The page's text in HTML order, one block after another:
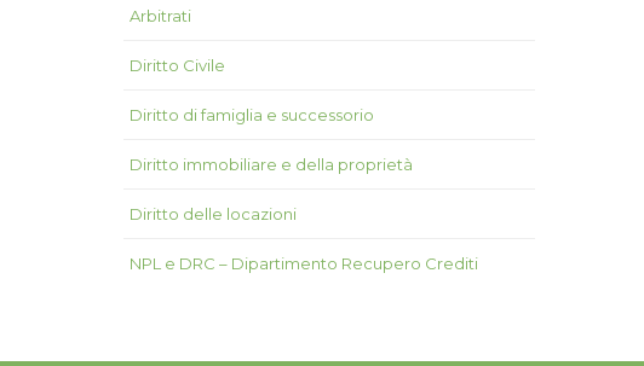
Arbitrati
Diritto Civile
Diritto di famiglia e successorio
Diritto immobiliare e della proprietà
Diritto delle locazioni
NPL e DRC – Dipartimento Recupero Crediti